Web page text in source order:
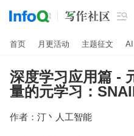

首页 月更活动 主题征文 AI
深度学习应用篇 -
量的元学习：
作者： 汀丶人工智能